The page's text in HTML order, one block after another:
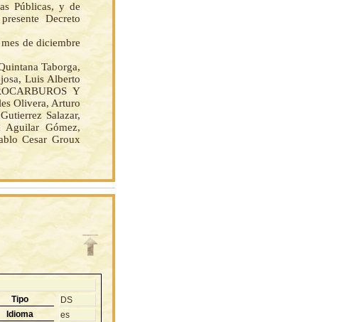
Públicas, y de
Decreto
de diciembre
Taborga,
Luis Alberto
Y
Olivera, Arturo
Salazar,
Aguilar Gómez,
Cesar Groux
Tipo
DS
Idioma
es